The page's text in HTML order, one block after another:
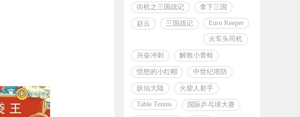
街机之三国战记 拿下三国
赵云 三国战记 Euro Keeper
火车头司机
兴奋冲刺 解救小青蛙
愤怒的小红帽 中世纪塔防
妖仙大陆 火柴人射手
Table Tennis 国际乒乓球大赛